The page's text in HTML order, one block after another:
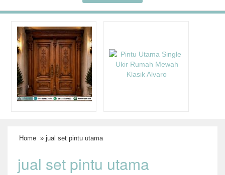
Home » jual set pintu utama
jual set pintu utama